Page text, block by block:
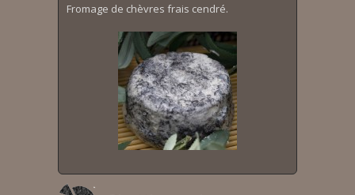
Fromage de chèvres frais cendré.